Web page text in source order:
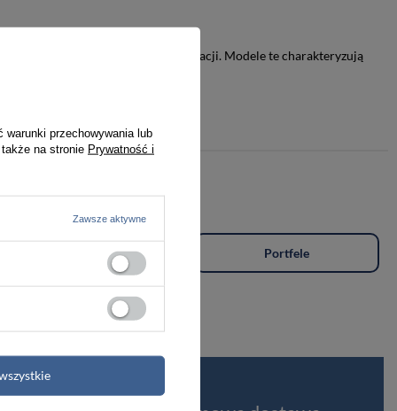
do intensywnej eksploatacji. Modele te charakteryzują
Plecaki Portfele
warunki przechowywania lub
na stronie Prywatność i
Zawsze aktywne